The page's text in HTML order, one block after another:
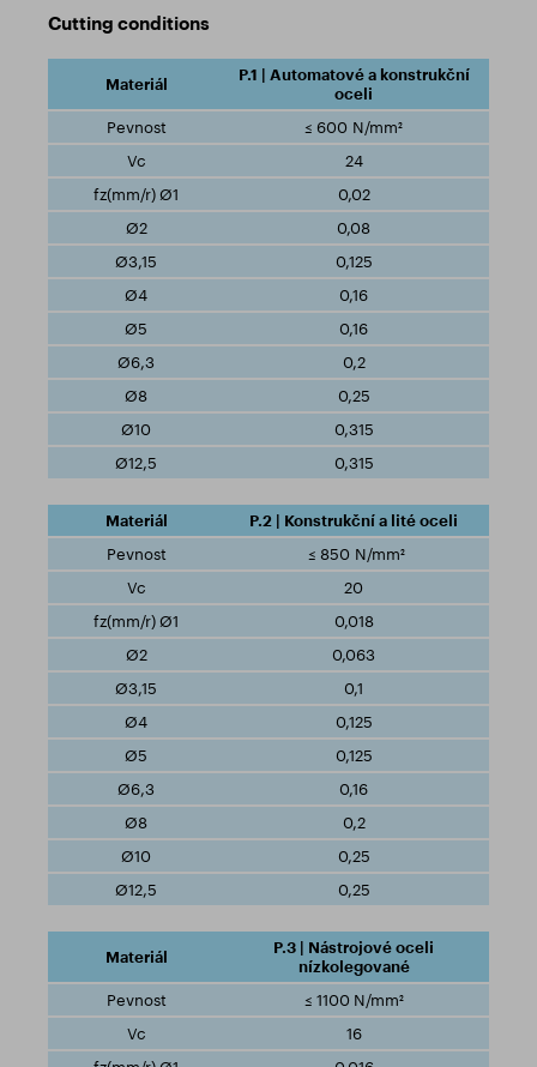
Cutting conditions
P.1 | Automatové a konstrukční
oceli
≤ 600 N/mm²
24
0,02
0,08
0,125
0,16
0,16
0,2
0,25
0,315
0,315
P.2 | Konstrukční a lité oceli
≤ 850 N/mm²
20
0,018
0,063
0,1
0,125
0,125
0,16
0,2
0,25
0,25
P.3 | Nástrojové oceli
nízkolegované
≤ 1100 N/mm²
16